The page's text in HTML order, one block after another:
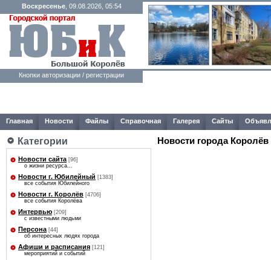
Воскресенье, 09.08.2026, 05:54
Кнопки авторизации / регистрации
Главная Новости Файлы Справочная Галерея Сайты
Категории
Новости сайта [96]
о жизни ресурса...
Новости г. Юбилейный [1383]
все события Юбилейного
Новости г. Королёв [4706]
все события Королёва
Интервью [209]
с известными людьми
Персона [44]
об интересных людях города
Афиши и расписания [121]
мероприятий и событий
Новости города Королёв